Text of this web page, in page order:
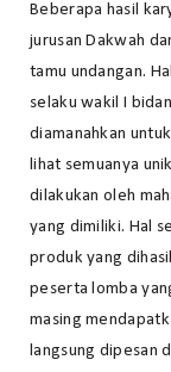
Beberapa hasil
jurusan Dakwah
tamu undangan.
selaku wakil I
diamanahkan
lihat semuanya
dilakukan oleh
yang dimiliki. Hal
produk yang
peserta lomba
masing
langsung dipesan